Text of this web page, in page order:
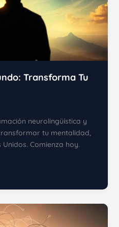
Transforma Tu
neurolingüística y
tu mentalidad,
Comienza hoy.